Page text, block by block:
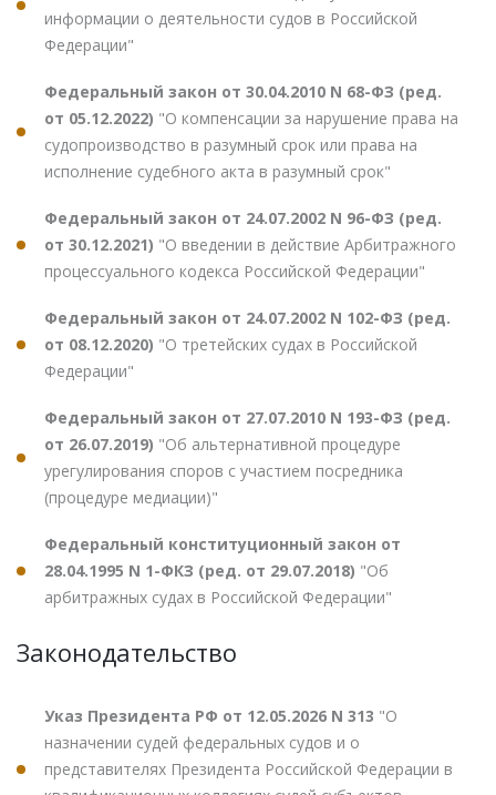
информации о деятельности судов в Российской
Федерации"
Федеральный закон от 30.04.2010 N 68-ФЗ (ред.
от 05.12.2022) "О компенсации за нарушение права на
судопроизводство в разумный срок или права на
исполнение судебного акта в разумный срок"
Федеральный закон от 24.07.2002 N 96-ФЗ (ред.
от 30.12.2021) "О введении в действие Арбитражного
процессуального кодекса Российской Федерации"
Федеральный закон от 24.07.2002 N 102-ФЗ (ред.
от 08.12.2020) "О третейских судах в Российской
Федерации"
Федеральный закон от 27.07.2010 N 193-ФЗ (ред.
от 26.07.2019) "Об альтернативной процедуре
урегулирования споров с участием посредника
(процедуре медиации)"
Федеральный конституционный закон от
28.04.1995 N 1-ФКЗ (ред. от 29.07.2018) "Об
арбитражных судах в Российской Федерации"
Законодательство
Указ Президента РФ от 12.05.2026 N 313 "О
назначении судей федеральных судов и о
представителях Президента Российской Федерации в